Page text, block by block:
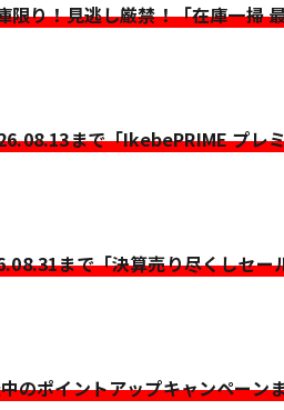
限り！見逃し厳禁！「在庫一掃
まで「IkebePRIME プレ
まで「決算売り尽くしセー
のポイントアップキャンペーン